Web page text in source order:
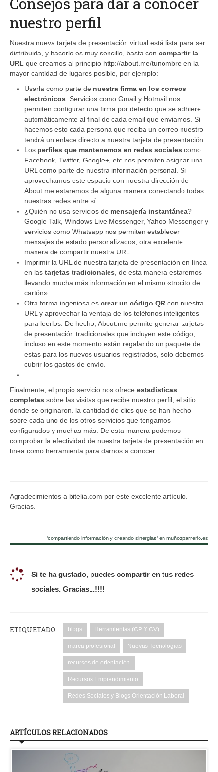
nuestro perfil
Nuestra nueva tarjeta de presentación virtual está lista para ser
distribuida, y hacerlo es muy sencillo, basta con compartir la
URL que creamos al principio http://about.me/tunombre en la
mayor cantidad de lugares posible, por ejemplo:
Usarla como parte de nuestra firma en los correos
electrónicos . Servicios como Gmail y Hotmail nos
permiten configurar una firma por defecto que se adhiere
automáticamente al final de cada email que enviamos. Si
hacemos esto cada persona que reciba un correo nuestro
tendrá un enlace directo a nuestra tarjeta de presentación.
Los perfiles que mantenemos en redes sociales como
Facebook, Twitter, Google+, etc nos permiten asignar una
URL como parte de nuestra información personal. Si
aprovechamos este espacio con nuestra dirección de
About.me estaremos de alguna manera conectando todas
nuestras redes entre sí.
¿Quién no usa servicios de mensajería instantánea?
Google Talk, Windows Live Messenger, Yahoo Messenger y
servicios como Whatsapp nos permiten establecer
mensajes de estado personalizados, otra excelente
manera de compartir nuestra URL.
Imprimir la URL de nuestra tarjeta de presentación en línea
en las tarjetas tradicionales , de esta manera estaremos
llevando mucha más información en el mismo «trocito de
cartón».
Otra forma ingeniosa es crear un código QR con nuestra
URL y aprovechar la ventaja de los teléfonos inteligentes
para leerlos. De hecho, About.me permite generar tarjetas
de presentación tradicionales que incluyen este código,
incluso en este momento están regalando un paquete de
estas para los nuevos usuarios registrados, solo debemos
cubrir los gastos de envío.
Finalmente, el propio servicio nos ofrece estadísticas
completas sobre las visitas que recibe nuestro perfil, el sitio
donde se originaron, la cantidad de clics que se han hecho
sobre cada uno de los otros servicios que tengamos
configurados y muchas más. De esta manera podemos
comprobar la efectividad de nuestra tarjeta de presentación en
línea como herramienta para darnos a conocer.
Agradecimientos a bitelia.com por este excelente artículo.
Gracias.
'compartiendo información y creando sinergias' en muñozparreño.es
Si te ha gustado, puedes compartir en tus redes
sociales. Gracias...!!!!
ETIQUETADO blogs Herramientas (CP Y CV)
marca profesional Nuevas Tecnologias
recursos de orientación
Recursos Emprendimiento
Redes Sociales y Blogs Orientación Laboral
ARTÍCULOS RELACIONADOS